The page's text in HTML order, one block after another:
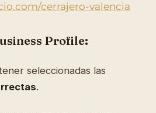
cerrajero-valencia
Profile:
seleccionadas las
.